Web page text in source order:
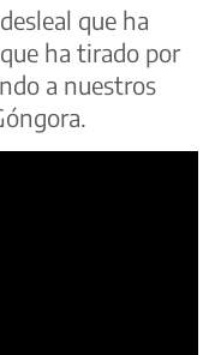
que ha
ha tirado por
a nuestros